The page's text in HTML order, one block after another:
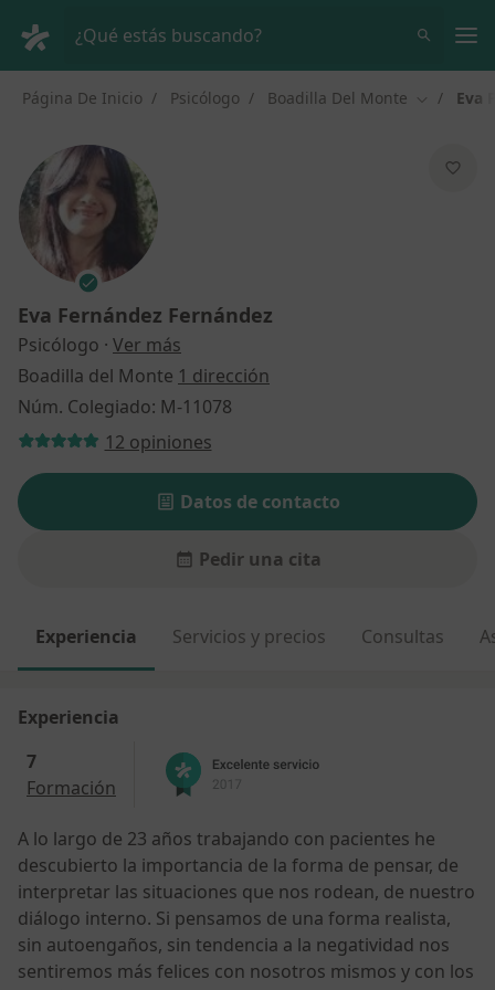
¿Qué estás buscando?
Página De Inicio Psicólogo Boadilla Del Monte Cambiar
Eva
Eva Fernández Fernández
Psicólogo · Ver más
Boadilla del Monte 1 dirección
Núm. Colegiado: M-11078
12 opiniones
Datos de contacto
Pedir una cita
Experiencia Servicios y precios Consultas
Experiencia
7
Formación
A lo largo de 23 años trabajando con pacientes he
descubierto la importancia de la forma de pensar, de
interpretar las situaciones que nos rodean, de nuestro
diálogo interno. Si pensamos de una forma realista,
sin autoengaños, sin tendencia a la negatividad nos
sentiremos más felices con nosotros mismos y con los